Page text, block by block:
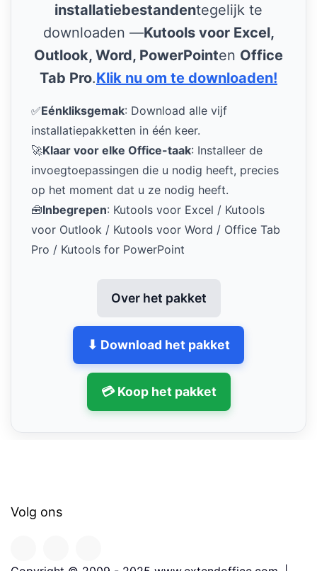
installatiebestandentegelijk te
downloaden —Kutools voor Excel,
Outlook, Word, PowerPointen Office
Tab Pro.Klik nu om te downloaden!
✅Eénkliksgemak: Download alle vijf
installatiepakketten in één keer.
🚀Klaar voor elke Office-taak: Installeer de
invoegtoepassingen die u nodig heeft, precies
op het moment dat u ze nodig heeft.
🧰Inbegrepen: Kutools voor Excel / Kutools
voor Outlook / Kutools voor Word / Office Tab
Pro / Kutools for PowerPoint
Over het pakket
⬇ Download het pakket
💳 Koop het pakket
Volg ons